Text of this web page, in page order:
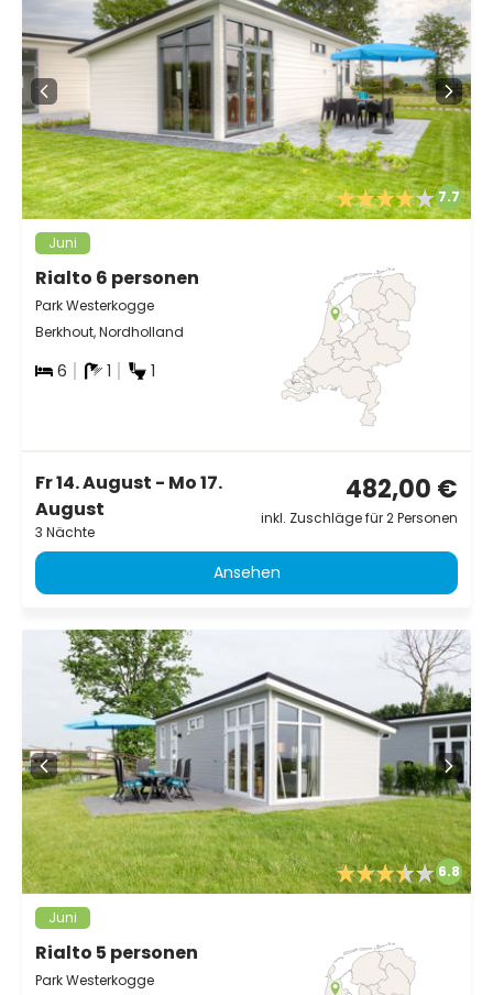
7.7
Juni
Rialto 6 personen
Park Westerkogge
Berkhout, Nordholland
6 1 1
Fr 14. August - Mo 17.
August
3 Nächte
482,00 €
inkl. Zuschläge für 2 Personen
Ansehen
6.8
Juni
Rialto 5 personen
Park Westerkogge